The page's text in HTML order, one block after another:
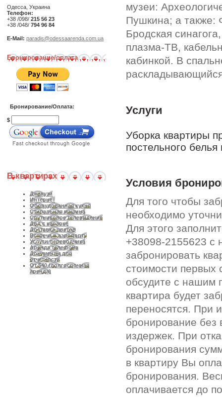
Одесса, Украина
Телефон:
+38 /098/ 215 56 23
+38 /048/ 794 96 84
E-Mail: paradis@odessaarenda.com.ua
Бронирование/оплата
Бронирование/Оплата:
$
В квартирах
Джакузи
Интернет
Оборудованная кухня
Стиральная машина
Спутниковое телевидение
Двд с караоке
Доставка цветов
Встреча в аэропорту
Услуги переводчика
Аренда телефона
Документы для
отчетности
От $40 (долгосрочная
аренда)
музеи:
Пушкина; а также:
Бродская
плазма-ТВ,
кабинкой. В
Услуги
Уборка квартиры
постельного
Условия
Для того чтобы
необходимо
Для этого
+38098-2155623 с
забронировать
стоимости первых
обсудите с нашим
квартира будет
переносятся. При
бронирование без
издержек. При
бронирования
в квартиру Вы
бронирования.
оплачивается до